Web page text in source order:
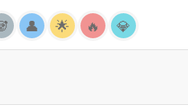
👤 🌟 🔥 💎